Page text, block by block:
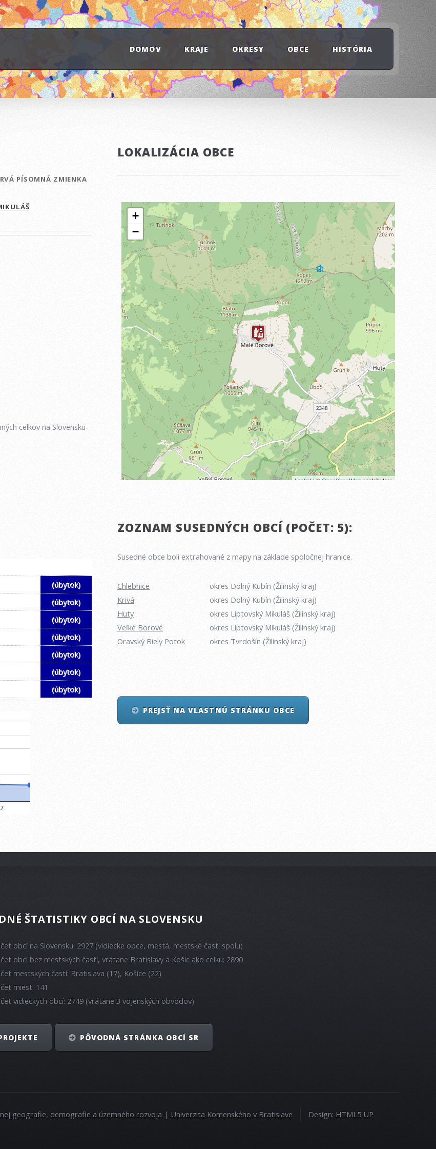
DOMOV KRAJE OKRESY OBCE HISTÓRIA
PÍSOMNÁ ZMIENKA
celkov na Slovensku
(úbytok)
(úbytok)
(úbytok)
(úbytok)
(úbytok)
(úbytok)
(úbytok)
LOKALIZÁCIA OBCE
ZOZNAM SUSEDNÝCH OBCÍ (POČET: 5):
Susedné obce boli extrahované z mapy na základe spoločnej hranice.
Chlebnice
okres Dolný Kubín (Žilinský kraj)
Krivá
okres Dolný Kubín (Žilinský kraj)
Huty
okres Liptovský Mikuláš (Žilinský kraj)
Veľké Borové
okres Liptovský Mikuláš (Žilinský kraj)
Oravský Biely Potok
okres Tvrdošín (Žilinský kraj)
PREJSŤ NA VLASTNÚ STRÁNKU OBCE
ŠTATISTIKY OBCÍ NA SLOVENSKU
obcí na Slovensku: 2927 (vidiecke obce, mestá, mestské časti spolu)
obcí bez mestských častí, vrátane Bratislavy a Košíc ako celku: 2890
mestských častí: Bratislava (17), Košice (22)
miest: 141
vidieckych obcí: 2749 (vrátane 3 vojenských obvodov)
PÔVODNÁ STRÁNKA OBCÍ SR
geografie, demografie a územného rozvoja | Univerzita Komenského v Bratislave Design: HTML5 UP